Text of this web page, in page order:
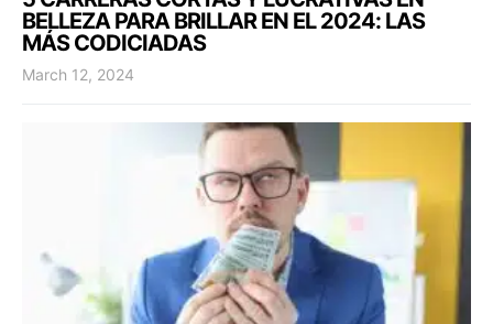
BELLEZA PARA BRILLAR EN EL 2024: LAS
MÁS CODICIADAS
March 12, 2024